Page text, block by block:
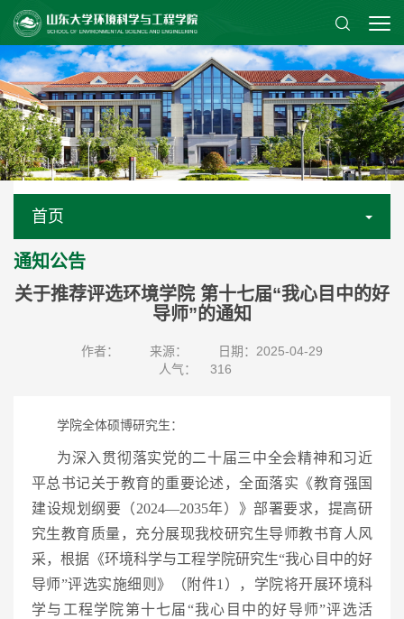
首页
通知公告
关于推荐评选环境学院 第十七届“我心目中的好
导师”的通知
作者： 来源：
日期：2025-04-29
人气：
316
学院全体硕博研究生：
为深入贯彻落实党的二十届三中全会精神和习近
平总书记关于教育的重要论述，全面落实《教育强国
建设规划纲要（2024—2035年）》部署要求，提高研
究生教育质量，充分展现我校研究生导师教书育人风
采，根据《环境科学与工程学院研究生“我心目中的好
导师”评选实施细则》（附件1），学院将开展环境科
学与工程学院第十七届“我心目中的好导师”评选活